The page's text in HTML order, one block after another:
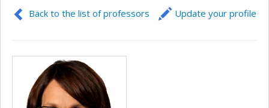
Back to the list of professors Update your profile